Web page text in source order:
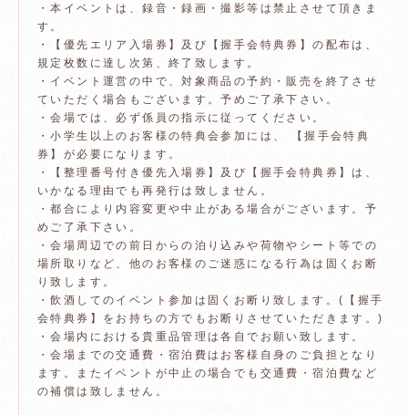
・本イベントは、録音・録画・撮影等は禁止させて頂きま
す。
・【優先エリア入場券】及び【握手会特典券】の配布は、
規定枚数に達し次第、終了致します。
・イベント運営の中で、対象商品の予約・販売を終了させ
ていただく場合もございます。予めご了承下さい。
・会場では、必ず係員の指示に従ってください。
・小学生以上のお客様の特典会参加には、 【握手会特典
券】が必要になります。
・【整理番号付き優先入場券】及び【握手会特典券】は、
いかなる理由でも再発行は致しません。
・都合により内容変更や中止がある場合がございます。予
めご了承下さい。
・会場周辺での前日からの泊り込みや荷物やシート等での
場所取りなど、他のお客様のご迷惑になる行為は固くお断
り致します。
・飲酒してのイベント参加は固くお断り致します。(【握手
会特典券】をお持ちの方でもお断りさせていただきます。)
・会場内における貴重品管理は各自でお願い致します。
・会場までの交通費・宿泊費はお客様自身のご負担となり
ます。またイベントが中止の場合でも交通費・宿泊費など
の補償は致しません。